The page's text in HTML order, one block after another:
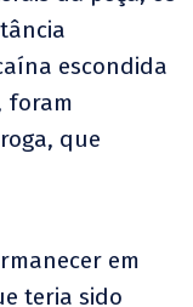
escondida
foram
que
em
teria sido